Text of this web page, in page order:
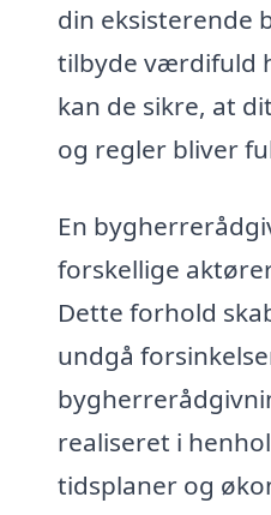
din eksisterende
tilbyde værdifuld
kan de sikre, at
og regler bliver
En
forskellige
Dette forhold
undgå
realiseret i
tidsplaner og